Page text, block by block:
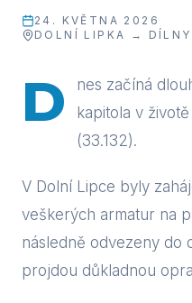
24. KVĚTNA 2026
DOLNÍ LIPKA → DÍLNY
D
nes začíná
kapitola v
(33.132).
V Dolní Lipce byly
veškerých armatur na
následně odvezeny do
projdou důkladnou